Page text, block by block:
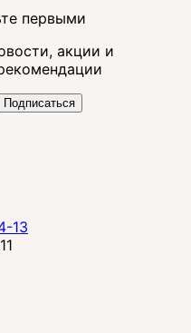
первыми
акции и
Подписаться
13